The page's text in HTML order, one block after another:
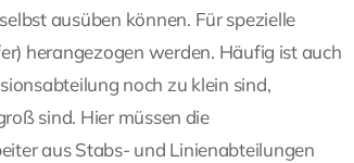
ausüben können. Für spezielle
herangezogen werden. Häufig ist auch
noch zu klein sind,
sind. Hier müssen die
aus Stabs- und Linienabteilungen